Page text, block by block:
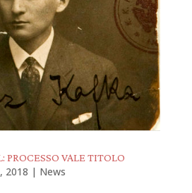
PROCESSO VALE TITOLO
2018 | News